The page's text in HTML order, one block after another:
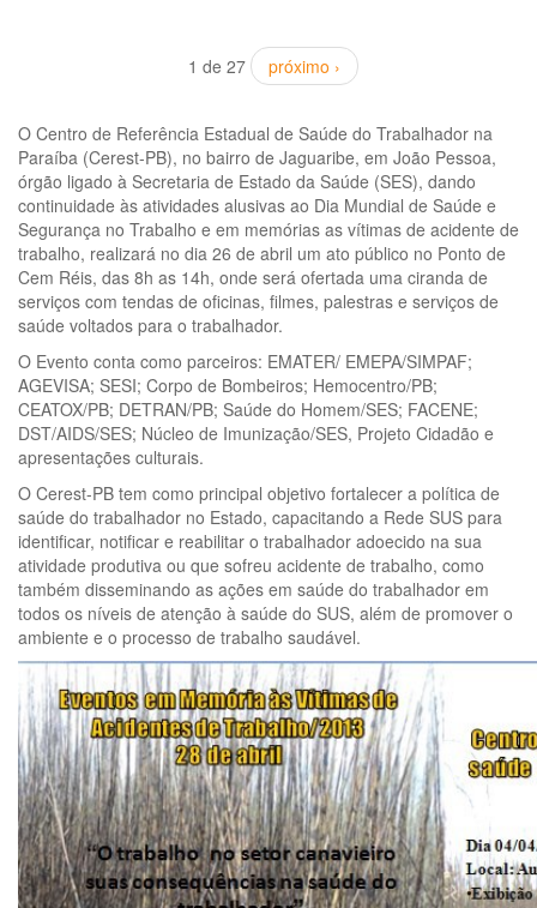
1 de 27 próximo ›
O Centro de Referência Estadual de Saúde do Trabalhador na
Paraíba (Cerest-PB), no bairro de Jaguaribe, em João Pessoa,
órgão ligado à Secretaria de Estado da Saúde (SES), dando
continuidade às atividades alusivas ao Dia Mundial de Saúde e
Segurança no Trabalho e em memórias as vítimas de acidente de
trabalho, realizará no dia 26 de abril um ato público no Ponto de
Cem Réis, das 8h as 14h, onde será ofertada uma ciranda de
serviços com tendas de oficinas, filmes, palestras e serviços de
saúde voltados para o trabalhador.
O Evento conta como parceiros: EMATER/ EMEPA/SIMPAF;
AGEVISA; SESI; Corpo de Bombeiros; Hemocentro/PB;
CEATOX/PB; DETRAN/PB; Saúde do Homem/SES; FACENE;
DST/AIDS/SES; Núcleo de Imunização/SES, Projeto Cidadão e
apresentações culturais.
O Cerest-PB tem como principal objetivo fortalecer a política de
saúde do trabalhador no Estado, capacitando a Rede SUS para
identificar, notificar e reabilitar o trabalhador adoecido na sua
atividade produtiva ou que sofreu acidente de trabalho, como
também disseminando as ações em saúde do trabalhador em
todos os níveis de atenção à saúde do SUS, além de promover o
ambiente e o processo de trabalho saudável.